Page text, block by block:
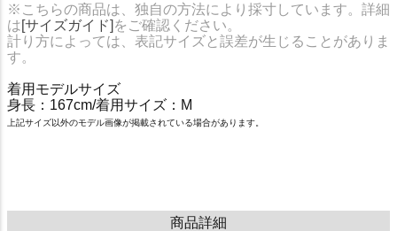
※こちらの商品は、独自の方法により採寸しています。詳細
は[サイズガイド] をご確認ください。
計り方によっては、表記サイズと誤差が生じることがありま
す。
着用モデルサイズ
身長：167cm/着用サイズ：M
上記サイズ以外のモデル画像が掲載されている場合があります。
商品詳細